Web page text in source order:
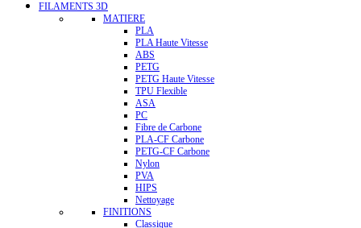
FILAMENTS 3D
MATIERE
PLA
PLA Haute Vitesse
ABS
PETG
PETG Haute Vitesse
TPU Flexible
ASA
PC
Fibre de Carbone
PLA-CF Carbone
PETG-CF Carbone
Nylon
PVA
HIPS
Nettoyage
FINITIONS
Classique